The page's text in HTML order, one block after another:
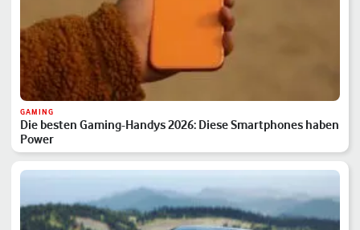
GAMING
Die besten Gaming-Handys 2026: Diese Smartphones haben
Power